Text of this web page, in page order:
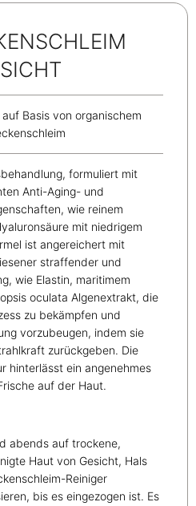
Basis von organischem
formuliert mit
Anti-Aging- und
wie reinem
mit niedrigem
ist angereichert mit
straffender und
wie Elastin, maritimem
oculata Algenextrakt, die
zu bekämpfen und
vorzubeugen, indem sie
zurückgeben. Die
hinterlässt ein angenehmes
auf der Haut.
abends auf trockene,
Haut von Gesicht, Hals
Reiniger
bis es eingezogen ist. Es